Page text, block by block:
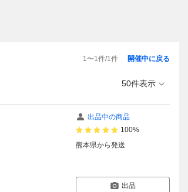
1〜1件/1件 開催中に戻る
50件表示
出品中の商品
100%
熊本県から発送
出品